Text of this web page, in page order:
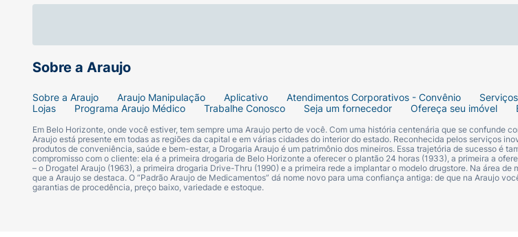
Sobre a Araujo
Sobre a Araujo Araujo Manipulação Aplicativo Atendimentos Corporativos - Convênio
Lojas
Programa Araujo Médico Trabalhe Conosco Seja um fornecedor Ofereça seu imóvel
Em Belo Horizonte, onde você estiver, tem sempre uma Araujo perto de você. Com uma história centenária que se confunde
Araujo está presente em todas as regiões da capital e em várias cidades do interior do estado. Reconhecida pelos serviços
produtos de conveniência, saúde e bem-estar, a Drogaria Araujo é um patrimônio dos mineiros. Essa trajetória de sucesso é
compromisso com o cliente: ela é a primeira drogaria de Belo Horizonte a oferecer o plantão 24 horas (1933), a primeira a
– o Drogatel Araujo (1963), a primeira drogaria Drive-Thru (1990) e a primeira rede a implantar o modelo drugstore. Na área de
que a Araujo se destaca. O “Padrão Araujo de Medicamentos” dá nome novo para uma confiança antiga: de que na Araujo
garantias de procedência, preço baixo, variedade e estoque.